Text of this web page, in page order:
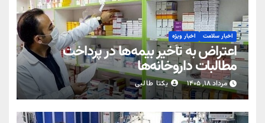
اخبار سلامت اخبار ویژه
اعتراض به تأخیر بیمه‌ها در پرداخت
مطالبات داروخانه‌ها
مرداد ۱۸, ۱۴۰۵ یکتا طالبی